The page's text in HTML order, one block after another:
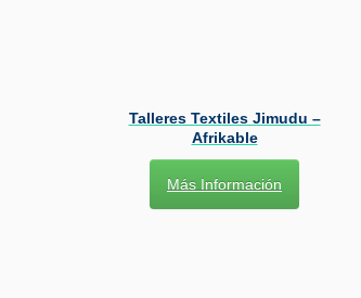
Talleres Textiles Jimudu –
Afrikable
Más Información